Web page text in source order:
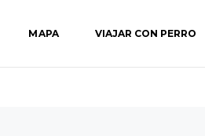
MAPA VIAJAR CON PERRO